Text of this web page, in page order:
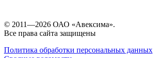
© 2011—2026 ОАО «Авексима».
Все права сайта защищены
Политика обработки персональных данных